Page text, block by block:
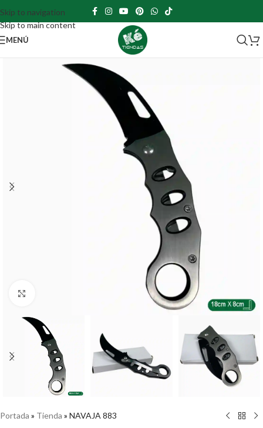
Skip to navigation
Skip to main content
MENÚ
Portada » Tienda » NAVAJA 883